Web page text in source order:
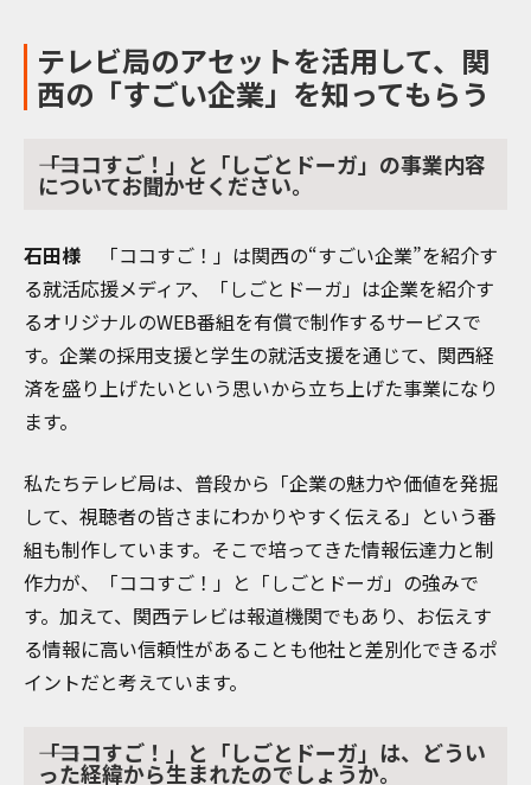
テレビ局のアセットを活用して、関
西の「すごい企業」を知ってもらう
――「ココすご！」と「しごとドーガ」の事業内容
についてお聞かせください。
石田様 「ココすご！」は関西の“すごい企業”を紹介す
る就活応援メディア、「しごとドーガ」は企業を紹介す
るオリジナルのWEB番組を有償で制作するサービスで
す。企業の採用支援と学生の就活支援を通じて、関西経
済を盛り上げたいという思いから立ち上げた事業になり
ます。
私たちテレビ局は、普段から「企業の魅力や価値を発掘
して、視聴者の皆さまにわかりやすく伝える」という番
組も制作しています。そこで培ってきた情報伝達力と制
作力が、「ココすご！」と「しごとドーガ」の強みで
す。加えて、関西テレビは報道機関でもあり、お伝えす
る情報に高い信頼性があることも他社と差別化できるポ
イントだと考えています。
――「ココすご！」と「しごとドーガ」は、どうい
った経緯から生まれたのでしょうか。